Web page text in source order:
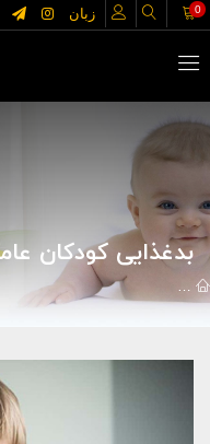
زبان 0
سلامت و تغذیه